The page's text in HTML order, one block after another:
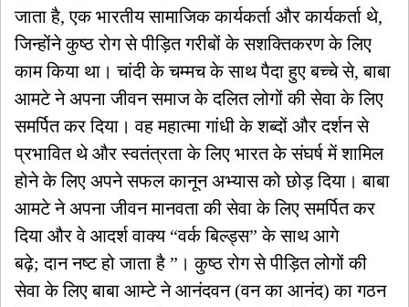
जाता है, एक भारतीय सामाजिक कार्यकर्ता और कार्यकर्ता थे,
जिन्होंने कुष्ठ रोग से पीड़ित गरीबों के सशक्तिकरण के लिए
काम किया था। चांदी के चम्मच के साथ पैदा हुए बच्चे से, बाबा
आमटे ने अपना जीवन समाज के दलित लोगों की सेवा के लिए
समर्पित कर दिया। वह महात्मा गांधी के शब्दों और दर्शन से
प्रभावित थे और स्वतंत्रता के लिए भारत के संघर्ष में शामिल
होने के लिए अपने सफल कानून अभ्यास को छोड़ दिया। बाबा
आमटे ने अपना जीवन मानवता की सेवा के लिए समर्पित कर
दिया और वे आदर्श वाक्य “वर्क बिल्ड्स” के साथ आगे
बढ़े; दान नष्ट हो जाता है ”। कुष्ठ रोग से पीड़ित लोगों की
सेवा के लिए बाबा आम्टे ने आनंदवन (वन का आनंद) का गठन